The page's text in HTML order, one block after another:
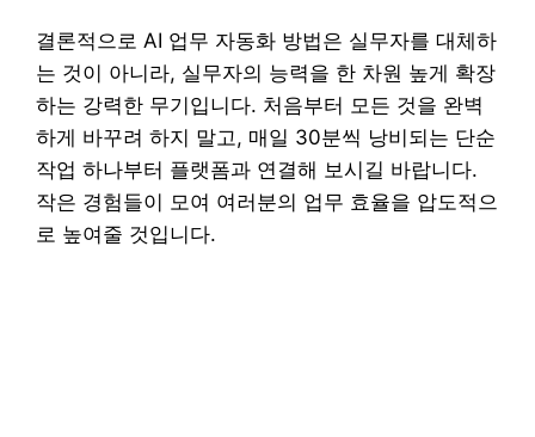
결론적으로 AI 업무 자동화 방법은 실무자를 대체하
는 것이 아니라, 실무자의 능력을 한 차원 높게 확장
하는 강력한 무기입니다. 처음부터 모든 것을 완벽
하게 바꾸려 하지 말고, 매일 30분씩 낭비되는 단순
작업 하나부터 플랫폼과 연결해 보시길 바랍니다.
작은 경험들이 모여 여러분의 업무 효율을 압도적으
로 높여줄 것입니다.